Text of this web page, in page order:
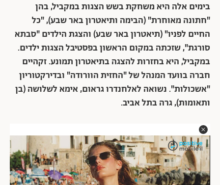
בימים אלה היא משחקת בשש הצגות במקביל, בהן
"חתונה מאוחרת" (הבימה ותיאטרון באר שבע), "כל
החיים לפניו" (תיאטרון באר שבע) והצגת הילדים "סבתא
סורגת", שזכתה במקום הראשון בפסטיבל הצגות ילדים.
במקביל, היא בחזרות להצגה בתיאטרון תמונע. זקהיים
חברה בוועד המנהל של "החזית הוורודה" ובדירקטוריון
"אשכולות". נשואה לאלחנדרו גראום, אימא לשלושה (בן
ותאומות), גרה בתל אביב.